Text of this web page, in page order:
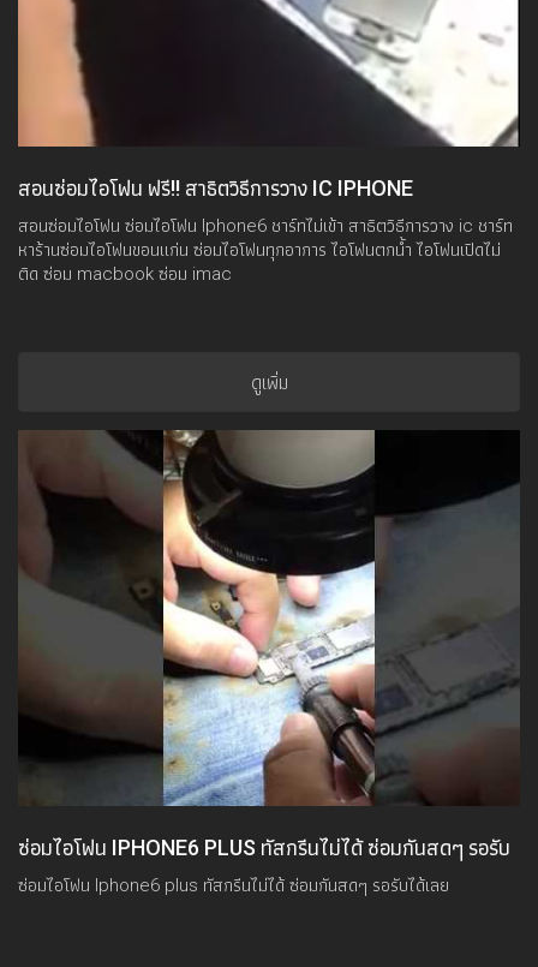
สอนซ่อมไอโฟน ฟรี!! สาธิตวิธีการวาง IC IPHONE
สอนซ่อมไอโฟน ซ่อมไอโฟน Iphone6 ชาร์ทไม่เข้า สาธิตวิธีการวาง ic ชาร์ท
หาร้านซ่อมไอโฟนขอนแก่น ซ่อมไอโฟนทุกอาการ ไอโฟนตกน้ำ ไอโฟนเปิดไม่
ติด ซ่อม macbook ซ่อม imac
ดูเพิ่ม
ซ่อมไอโฟน IPHONE6 PLUS ทัสกรีนไม่ได้ ซ่อมกันสดๆ รอรับ
ได้เลย
ซ่อมไอโฟน Iphone6 plus ทัสกรีนไม่ได้ ซ่อมกันสดๆ รอรับได้เลย